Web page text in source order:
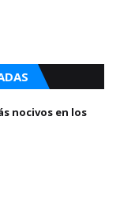
nocivos en los